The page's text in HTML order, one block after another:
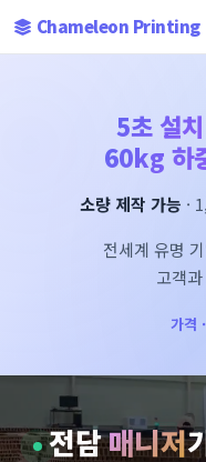
Chameleon Printing
5초 설치
60kg 하
소량 제작 가능 ·
전세계 유명
고객
가격
전담매니저